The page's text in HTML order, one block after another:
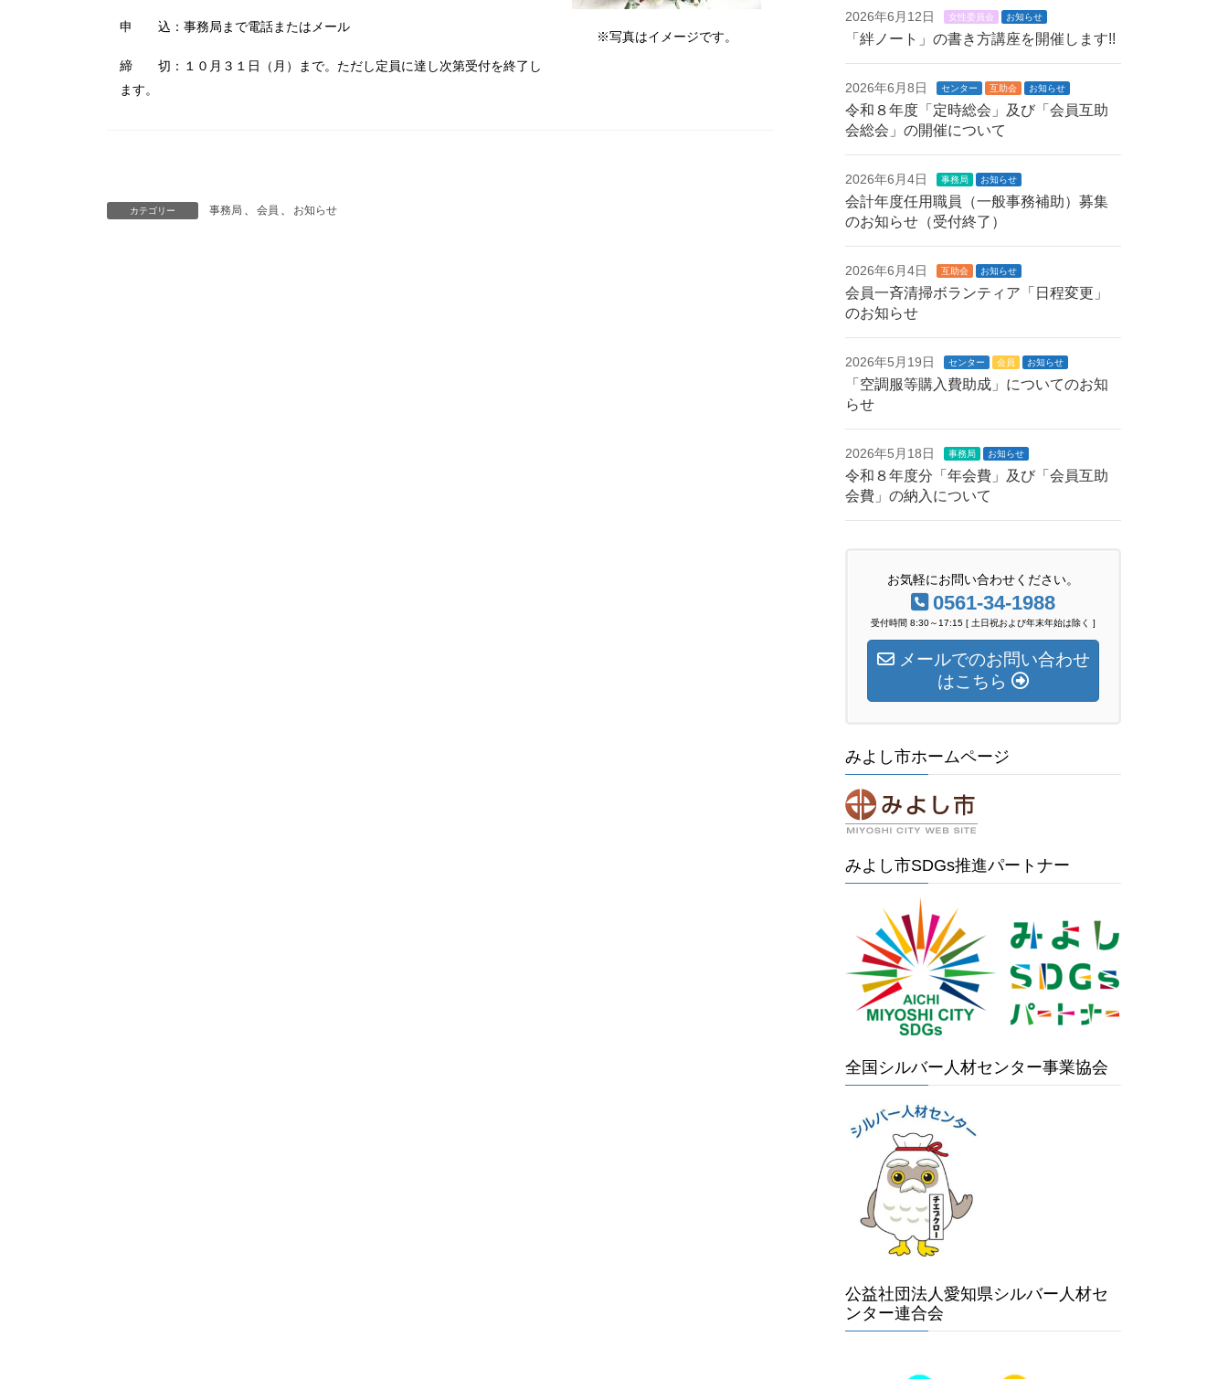
申 込：事務局まで電話またはメール
締 切：１０月３１日（月）まで。ただし定員に達し次第受付を終了し
ます。
※写真はイメージです。
カテゴリー 事務局 、 会員 、 お知らせ
2026年6月12日 女性委員会 お知らせ
「絆ノート」の書き方講座を開催します!!
2026年6月8日 センター 互助会 お知らせ
令和８年度「定時総会」及び「会員互助
会総会」の開催について
2026年6月4日 事務局 お知らせ
会計年度任用職員（一般事務補助）募集
のお知らせ（受付終了）
2026年6月4日 互助会 お知らせ
会員一斉清掃ボランティア「日程変更」
のお知らせ
2026年5月19日 センター 会員 お知らせ
「空調服等購入費助成」についてのお知
らせ
2026年5月18日 事務局 お知らせ
令和８年度分「年会費」及び「会員互助
会費」の納入について
お気軽にお問い合わせください。
0561-34-1988
受付時間 8:30～17:15 [ 土日祝および年末年始は除く ]
メールでのお問い合わせ
はこちら
みよし市ホームページ
みよし市SDGs推進パートナー
全国シルバー人材センター事業協会
公益社団法人愛知県シルバー人材セ
ンター連合会